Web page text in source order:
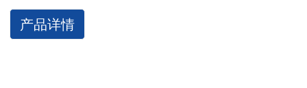
产品详情